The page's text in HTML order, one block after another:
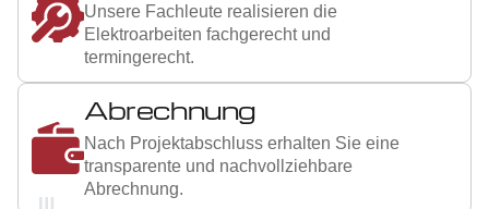
Unsere Fachleute realisieren die
Elektroarbeiten fachgerecht und
termingerecht.
Abrechnung
Nach Projektabschluss erhalten Sie eine
transparente und nachvollziehbare
Abrechnung.